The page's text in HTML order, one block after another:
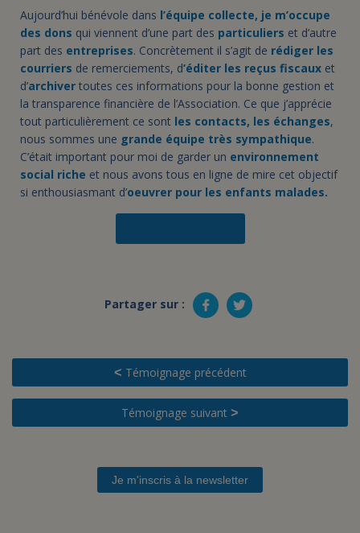
Aujourd’hui bénévole dans l’équipe collecte, je m’occupe
des dons qui viennent d’une part des particuliers et d’autre
part des entreprises. Concrètement il s’agit de rédiger les
courriers de remerciements, d’éditer les reçus fiscaux et
d’archiver toutes ces informations pour la bonne gestion et
la transparence financière de l’Association. Ce que j’apprécie
tout particulièrement ce sont les contacts, les échanges,
nous sommes une grande équipe très sympathique.
C’était important pour moi de garder un environnement
social riche et nous avons tous en ligne de mire cet objectif
si enthousiasmant d’oeuvrer pour les enfants malades.
Partager sur :
< Témoignage précédent
Témoignage suivant >
Je m'inscris à la newsletter